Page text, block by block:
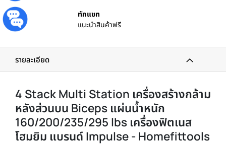
ทักแชท
แนะนำสินค้าฟรี
รายละเอียด
4 Stack Multi Station เครื่องสร้างกล้าม
หลังส่วนบน Biceps แผ่นน้ำหนัก
160/200/235/295 lbs เครื่องฟิตเนส
โฮมยิม แบรนด์ Impulse - Homefittools